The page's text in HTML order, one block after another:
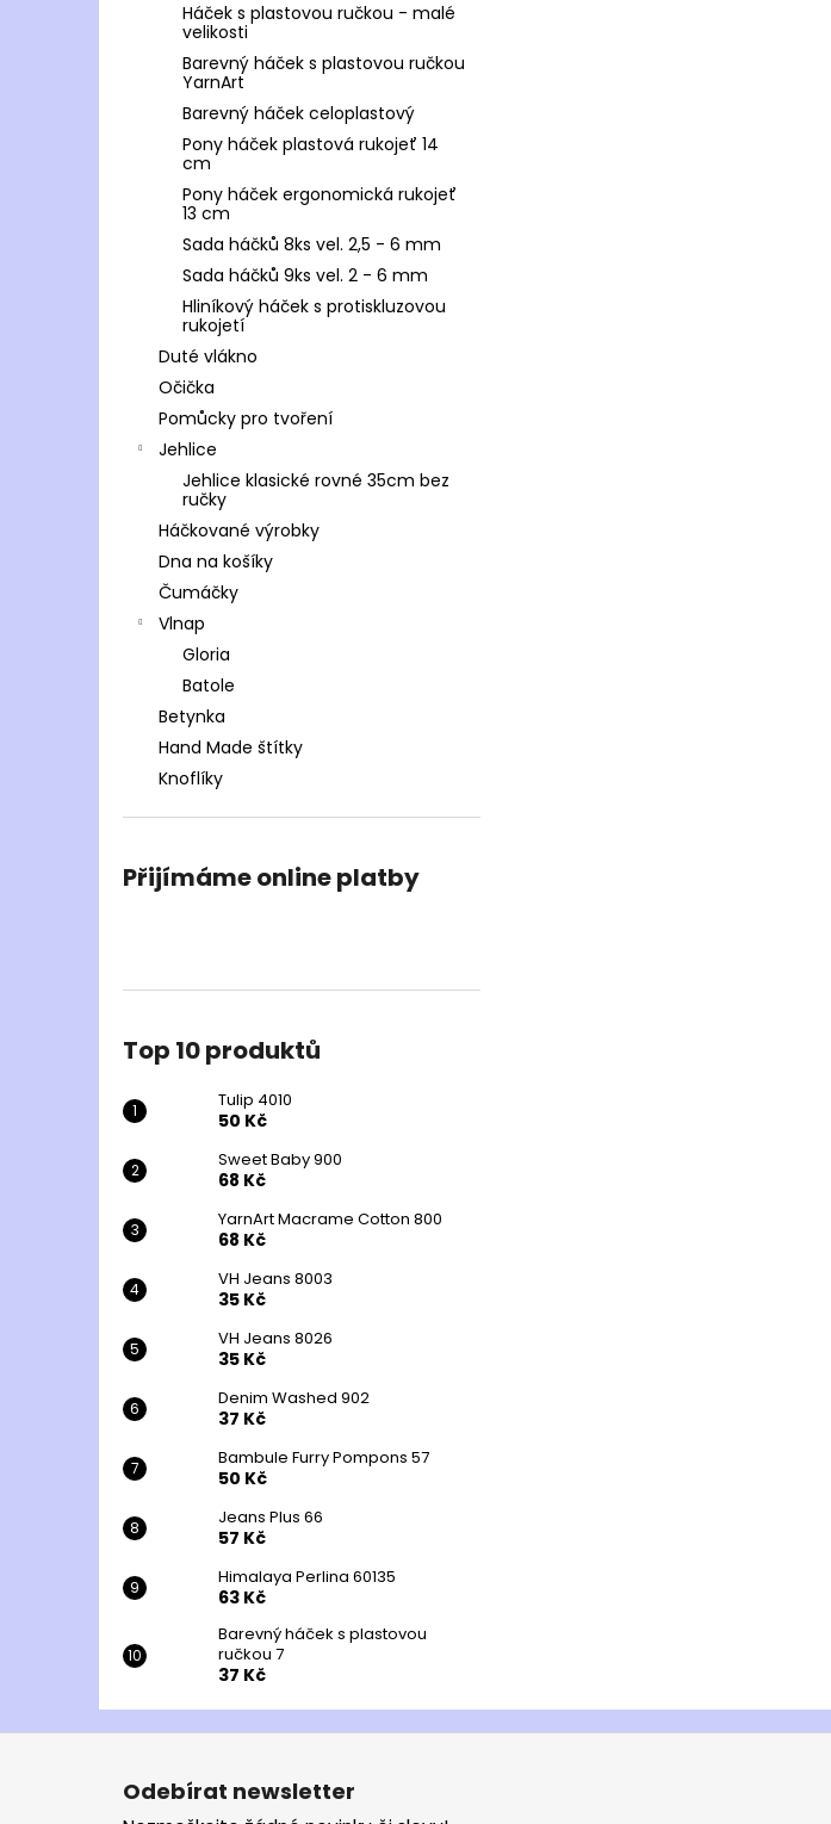
Háček s plastovou ručkou - malé
velikosti
Barevný háček s plastovou ručkou
YarnArt
Barevný háček celoplastový
Pony háček plastová rukojeť 14
cm
Pony háček ergonomická rukojeť
13 cm
Sada háčků 8ks vel. 2,5 - 6 mm
Sada háčků 9ks vel. 2 - 6 mm
Hliníkový háček s protiskluzovou
rukojetí
Duté vlákno
Očička
Pomůcky pro tvoření
Jehlice
Jehlice klasické rovné 35cm bez
ručky
Háčkované výrobky
Dna na košíky
Čumáčky
Vlnap
Gloria
Batole
Betynka
Hand Made štítky
Knoflíky
Přijímáme online platby
Top 10 produktů
Tulip 4010
50 Kč
Sweet Baby 900
68 Kč
YarnArt Macrame Cotton 800
68 Kč
VH Jeans 8003
35 Kč
VH Jeans 8026
35 Kč
Denim Washed 902
37 Kč
Bambule Furry Pompons 57
50 Kč
Jeans Plus 66
57 Kč
Himalaya Perlina 60135
63 Kč
Barevný háček s plastovou
ručkou 7
37 Kč
Z
Odebírat newsletter